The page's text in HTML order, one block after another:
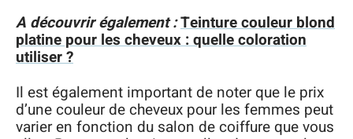
A découvrir également :Teinture couleur blond
platine pour les cheveux : quelle coloration
utiliser ?
Il est également important de noter que le prix
d’une couleur de cheveux pour les femmes peut
varier en fonction du salon de coiffure que vous